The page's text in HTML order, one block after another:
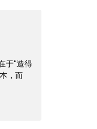
于“造得
，而